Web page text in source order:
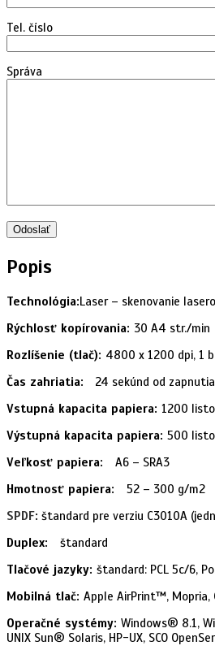
Tel. číslo
Správa
Popis
Technológia:Laser – skenovanie
Rýchlosť kopírovania: 30 A4 str./min
Rozlíšenie (tlač): 4800 x 1200 dpi, 1
Čas zahriatia:
24 sekúnd od zapnutia
Vstupná kapacita papiera: 1200
Výstupná kapacita papiera: 500
Veľkosť papiera: A6 – SRA3
Hmotnosť papiera: 52 – 300 g/m2
SPDF: štandard pre verziu C3010A
Duplex: štandard
Tlačové jazyky: štandard: PCL 5c/6,
Mobilná tlač: Apple AirPrint™, Mopria,
Operačné systémy: Windows® 8.1,
UNIX Sun® Solaris, HP-UX, SCO